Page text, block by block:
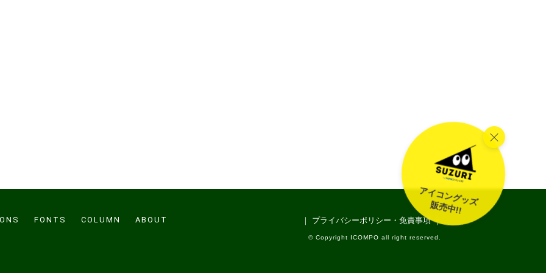
アイコングッズ
販売中!!
FONTS COLUMN ABOUT ｜ プライバシーポリシー・免責事項 ｜
© Copyright ICOMPO all right reserved.